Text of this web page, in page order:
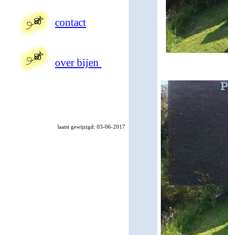
contact
over bijen
laatst gewijzigd: 03-06-2017